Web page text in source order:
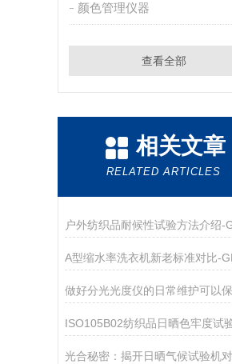
颜色管理仪器
查看全部
相关文章
RELATED ARTICLES